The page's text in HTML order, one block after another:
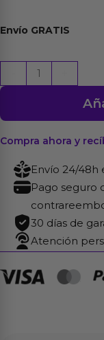
Envío GRATIS
Nature
10
Dual
Layer
cantidad
Compra ahora y
Envío 24/48h
Pago seguro
30 días de
Atención